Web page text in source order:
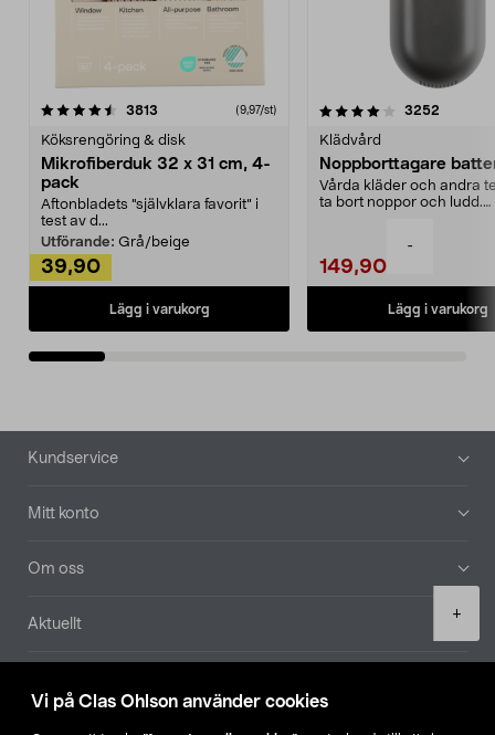
Vi på Clas Ohlson använder cookies
-
+
3813 (9,97/st)
Köksrengöring & disk
Mikrofiberduk 32 x 31 cm, 4-
pack
Aftonbladets "självklara favorit” i
test av d...
Utförande: Grå/beige
39,90
Lägg i varukorg
4.0av 5 stjärnor 3252
Klädvård
Noppborttagare
Vårda kläder och andra
ta bort noppor och ludd.
149,90
Lägg i varukorg
4.5av 5 stjärnor
Sidfot
Kundservice
Mitt konto
Om oss
Aktuellt